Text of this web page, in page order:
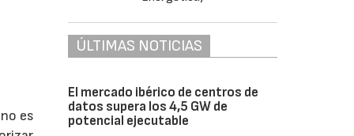
es
ÚLTIMAS NOTICIAS
El mercado ibérico de centros de
datos supera los 4,5 GW de
potencial ejecutable